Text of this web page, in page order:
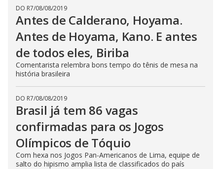
DO R7/08/08/2019
Antes de Calderano, Hoyama.
Antes de Hoyama, Kano. E antes
de todos eles, Biriba
Comentarista relembra bons tempo do tênis de mesa na
história brasileira
DO R7/08/08/2019
Brasil já tem 86 vagas
confirmadas para os Jogos
Olímpicos de Tóquio
Com hexa nos Jogos Pan-Americanos de Lima, equipe de
salto do hipismo amplia lista de classificados do país